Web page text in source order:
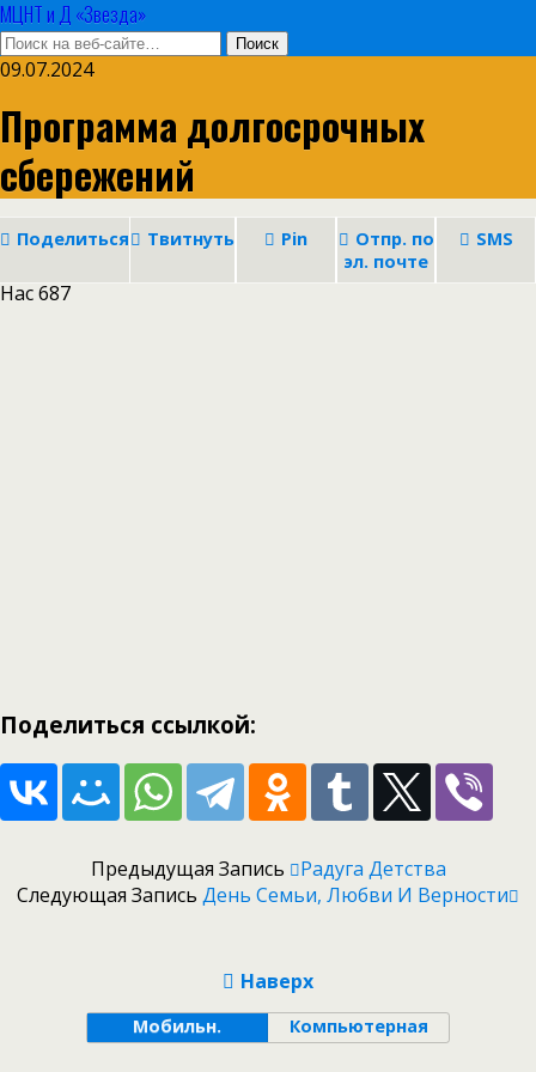
МЦНТ и Д «Звезда»
09.07.2024
Программа долгосрочных
сбережений
Поделиться Твитнуть Pin
Отпр. по
эл. почте
SMS
Нас687
Поделиться ссылкой:
Предыдущая Запись
Радуга Детства
Следующая Запись День Семьи, Любви И Верности
Наверх
Мобильн. Компьютерная